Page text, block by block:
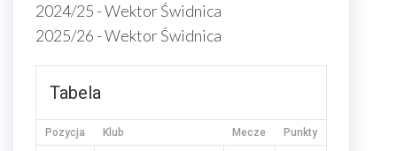
2024/25 - Wektor Świdnica
2025/26 - Wektor Świdnica
Tabela
Pozycja Klub Mecze Punkty